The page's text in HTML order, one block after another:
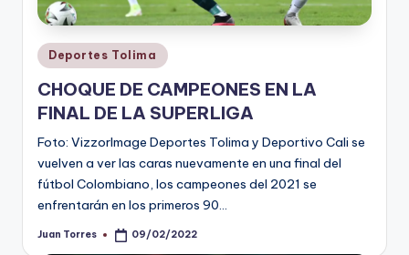
Publicado
en
Deportes Tolima
CHOQUE DE CAMPEONES EN LA
FINAL DE LA SUPERLIGA
Foto: VizzorImage Deportes Tolima y Deportivo Cali se
vuelven a ver las caras nuevamente en una final del
fútbol Colombiano, los campeones del 2021 se
enfrentarán en los primeros 90…
Publicado
Juan Torres 09/02/2022